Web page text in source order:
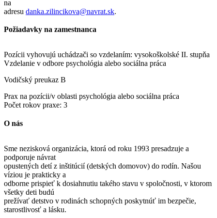
na
adresu danka.zilincikova@navrat.sk.
Požiadavky na zamestnanca
Pozícii vyhovujú uchádzači so vzdelaním: vysokoškolské II. stupňa
Vzdelanie v odbore psychológia alebo sociálna práca
Vodičský preukaz B
Prax na pozícii/v oblasti psychológia alebo sociálna práca
Počet rokov praxe: 3
O nás
Sme nezisková organizácia, ktorá od roku 1993 presadzuje a
podporuje návrat
opustených detí z inštitúcií (detských domovov) do rodín. Našou
víziou je prakticky a
odborne prispieť k dosiahnutiu takého stavu v spoločnosti, v ktorom
všetky deti budú
prežívať detstvo v rodinách schopných poskytnúť im bezpečie,
starostlivosť a lásku.